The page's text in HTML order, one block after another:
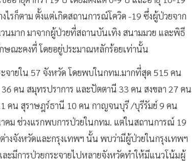
รก็ตาม ตั้งแต่เกิดสถานการณ์โควิด -19 ซึ่งผู้ป่วยจาก
มาก มาจากผู้ป่วยที่สถานบันเทิง สนามมวย และพิธี
ษณะคงที่ โดยอยู่ประมาณหลักร้อยเท่านั้น
จายใน 57 จังหวัด โดยพบในกทม.มากที่สุด 515 คน
คน สมุทรปราการ และปัตตานี 33 คน สงขลา 27 คน
คน สุราษฎร์ธานี 10 คน กาญจนบุรี /บุรีรัมย์ 9 คน
คม ช่วงแรกพบการป่วยในกทม. แต่ในสถานการณ์ 19
างจังหวัดและกรุงเทพฯ นั้น พบว่ามีผู้ป่วยในกรุงเทพฯ
ะมีการป่วยกระจายไปหลายจังหวัดทำให้มีแนวโน้มผู้